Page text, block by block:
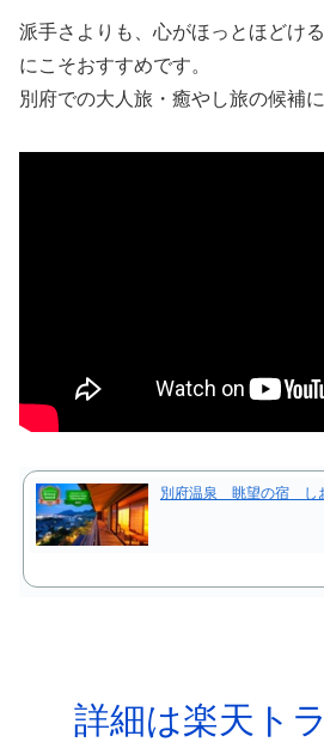
派手さよりも、心がほっとほどけ
にこそおすすめです。
別府での大人旅・癒やし旅の候補に
別府温泉 眺望の宿 し
詳細は楽天ト